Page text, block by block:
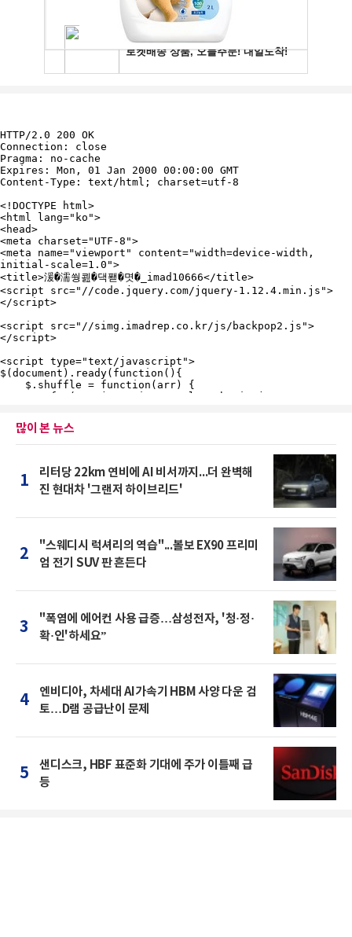
많이 본 뉴스
1
리터당 22km 연비에 AI 비서까지...더 완벽해
진 현대차 '그랜저 하이브리드'
2
"스웨디시 럭셔리의 역습"...볼보 EX90 프리미
엄 전기 SUV 판 흔든다
3
"폭염에 에어컨 사용 급증…삼성전자, '청·정·
확·인'하세요”
4
엔비디아, 차세대 AI가속기 HBM 사양 다운 검
토…D램 공급난이 문제
5
샌디스크, HBF 표준화 기대에 주가 이틀째 급
등